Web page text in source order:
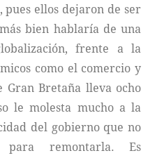
pues ellos dejaron de ser
bien hablaría de una
frente a la
como el comercio y
Gran Bretaña lleva ocho
le molesta mucho a la
del gobierno que no
remontarla. Es